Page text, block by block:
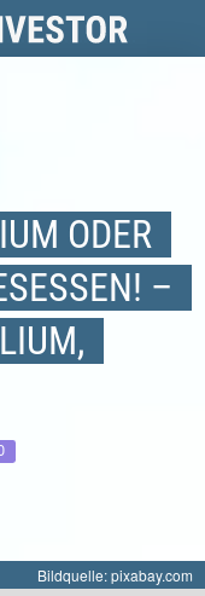
ODER
–
Bildquelle: pixabay.com